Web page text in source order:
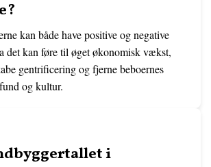
kan både have positive og negative
det kan føre til øget økonomisk vækst,
gentrificering og fjerne beboernes
og kultur.
i